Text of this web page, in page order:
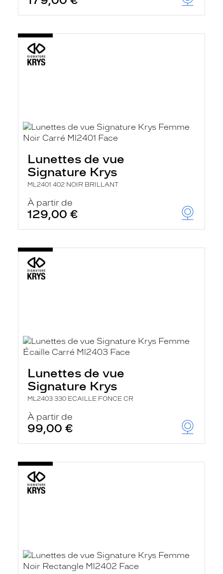
Lunettes de vue
Signature Krys
ML2401 402 NOIR BRILLANT
À partir de
129,00 €
Lunettes de vue
Signature Krys
ML2403 330 ECAILLE FONCE CR
À partir de
99,00 €